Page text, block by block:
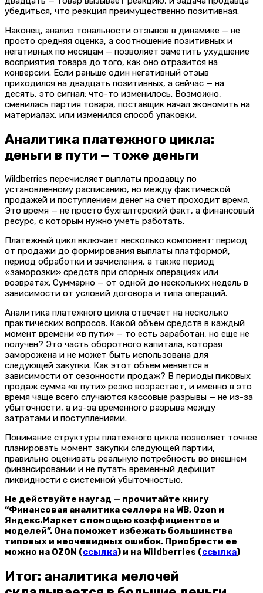
убедиться, что реакция преимущественно позитивная.
Наконец, анализ тональности отзывов в динамике — не
просто средняя оценка, а соотношение позитивных и
негативных по месяцам — позволяет заметить ухудшение
восприятия товара до того, как оно отразится на
конверсии. Если раньше один негативный отзыв
приходился на двадцать позитивных, а сейчас — на
десять, это сигнал: что-то изменилось. Возможно,
сменилась партия товара, поставщик начал экономить на
материалах, или изменился способ упаковки.
Аналитика платежного цикла:
деньги в пути — тоже деньги
Wildberries перечисляет выплаты продавцу по
установленному расписанию, но между фактической
продажей и поступлением денег на счет проходит время.
Это время — не просто бухгалтерский факт, а финансовый
ресурс, с которым нужно уметь работать.
Платежный цикл включает несколько компонент: период
от продажи до формирования выплаты платформой,
период обработки и зачисления, а также период
«заморозки» средств при спорных операциях или
возвратах. Суммарно — от одной до нескольких недель в
зависимости от условий договора и типа операций.
Аналитика платежного цикла отвечает на несколько
практических вопросов. Какой объем средств в каждый
момент времени «в пути» — то есть заработан, но еще не
получен? Это часть оборотного капитала, которая
заморожена и не может быть использована для
следующей закупки. Как этот объем меняется в
зависимости от сезонности продаж? В периоды пиковых
продаж сумма «в пути» резко возрастает, и именно в это
время чаще всего случаются кассовые разрывы — не из-за
убыточности, а из-за временного разрыва между
затратами и поступлениями.
Понимание структуры платежного цикла позволяет точнее
планировать момент закупки следующей партии,
правильно оценивать реальную потребность во внешнем
финансировании и не путать временный дефицит
ликвидности с системной убыточностью.
Не действуйте наугад — прочитайте книгу
“Финансовая аналитика селлера на WB, Ozon и
Яндекс.Маркет с помощью коэффициентов и
моделей”. Она поможет избежать большинства
типовых и неочевидных ошибок. Приобрести ее
можно на OZON (ссылка) и на Wildberries (ссылка)
Итог: аналитика мелочей